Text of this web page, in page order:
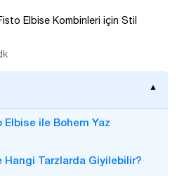
Elbise Kombinleri için Stil
Elbise ile Bohem Yaz
Hangi Tarzlarda Giyilebilir?